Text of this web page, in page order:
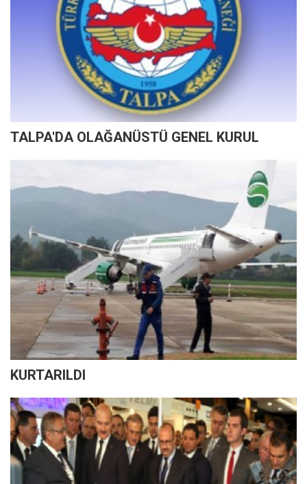
TALPA'DA OLAĞANÜSTÜ GENEL KURUL
KURTARILDI